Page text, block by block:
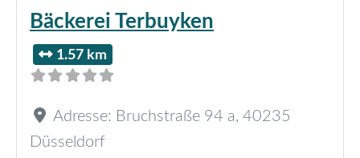
Bäckerei Terbuyken
1.57 km
Adresse: Bruchstraße 94 a, 40235
Düsseldorf